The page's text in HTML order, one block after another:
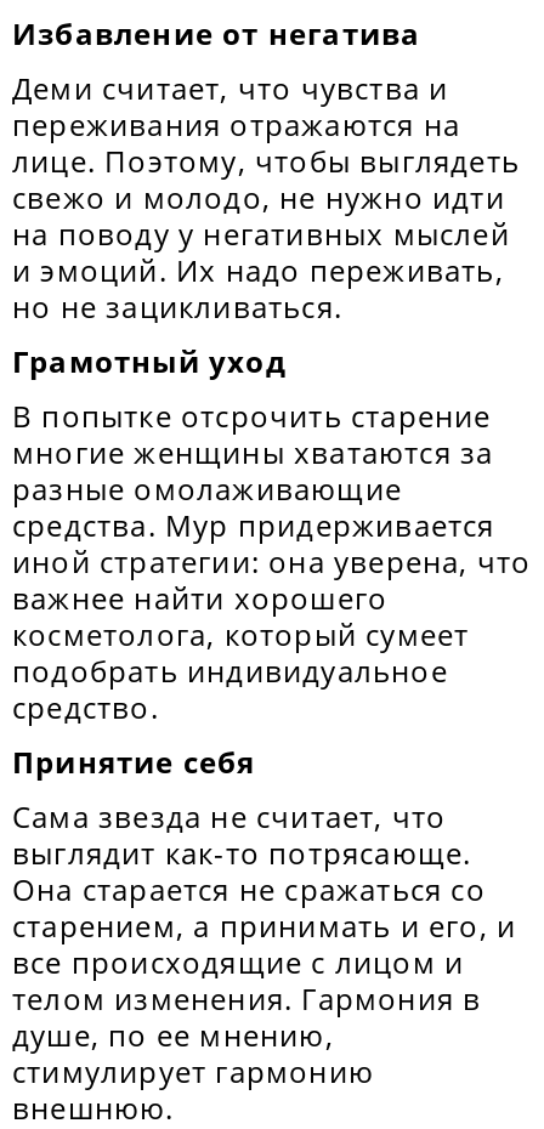
Избавление от негатива
Деми считает, что чувства и
переживания отражаются на
лице. Поэтому, чтобы выглядеть
свежо и молодо, не нужно идти
на поводу у негативных мыслей
и эмоций. Их надо переживать,
но не зацикливаться.
Грамотный уход
В попытке отсрочить старение
многие женщины хватаются за
разные омолаживающие
средства. Мур придерживается
иной стратегии: она уверена, что
важнее найти хорошего
косметолога, который сумеет
подобрать индивидуальное
средство.
Принятие себя
Сама звезда не считает, что
выглядит как-то потрясающе.
Она старается не сражаться со
старением, а принимать и его, и
все происходящие с лицом и
телом изменения. Гармония в
душе, по ее мнению,
стимулирует гармонию
внешнюю.